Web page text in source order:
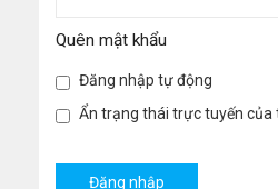
Quên mật khẩu
Đăng nhập tự động
Ẩn trạng thái trực tuyến của